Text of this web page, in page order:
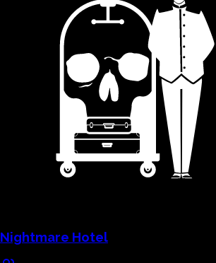
Nightmare Hotel